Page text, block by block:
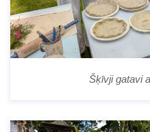
Šķīvji gatavi